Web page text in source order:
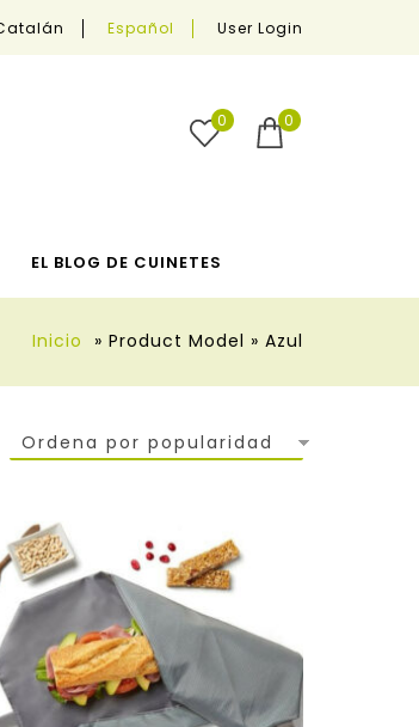
Español User Login
0
0
EL BLOG DE CUINETES
Inicio » Product Model » Azul
Ordena por popularidad